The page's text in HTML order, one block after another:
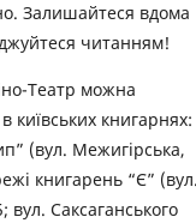
Залишайтеся вдома
читанням!
Театр можна
київських книгарнях:
(вул. Межигірська,
книгарень “Є” (вул.
вул. Саксаганського